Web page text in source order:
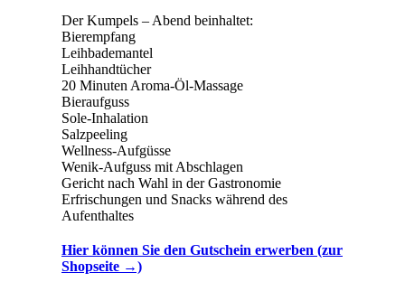
Der Kumpels – Abend beinhaltet:
Bierempfang
Leihbademantel
Leihhandtücher
20 Minuten Aroma-Öl-Massage
Bieraufguss
Sole-Inhalation
Salzpeeling
Wellness-Aufgüsse
Wenik-Aufguss mit Abschlagen
Gericht nach Wahl in der Gastronomie
Erfrischungen und Snacks während des
Aufenthaltes
Hier können Sie den Gutschein erwerben (zur
Shopseite →)